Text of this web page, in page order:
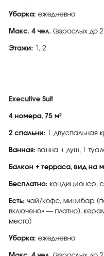
Уборка: ежедневно
Макс. 4 чел. (взрослых до
Этажи: 1, 2
Executive Suit
4 номера, 75 м²
2 спальни: 1 двуспальная
Ванная: ванна + душ, 1
Балкон + терраса, вид на
Бесплатно: кондиционер,
Есть: чай/кофе, минибар
включено» — платно),
место)
Уборка: ежедневно